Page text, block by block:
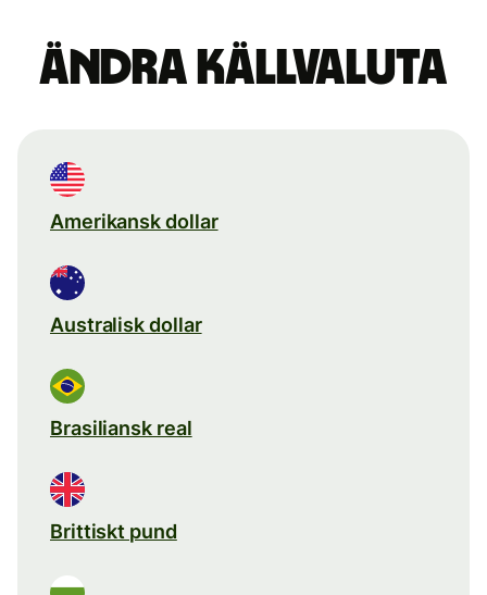
Ändra källvaluta
Amerikansk dollar
Australisk dollar
Brasiliansk real
Brittiskt pund